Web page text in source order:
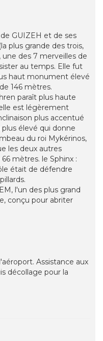
GUIZEH et de ses
plus grande des trois,
une des 7 merveilles de
au temps. Elle fut
haut monument élevé
146 mètres.
paraît plus haute
est légèrement
plus accentué
élevé qui donne
du roi Mykérinos,
les deux autres
mètres. le Sphinx :
était de défendre
l'un des plus grand
conçu pour abriter
Assistance aux
décollage pour la